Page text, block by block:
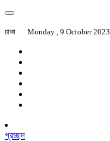
ঢাকা Monday , 9 October 2023
প্রচ্ছদ